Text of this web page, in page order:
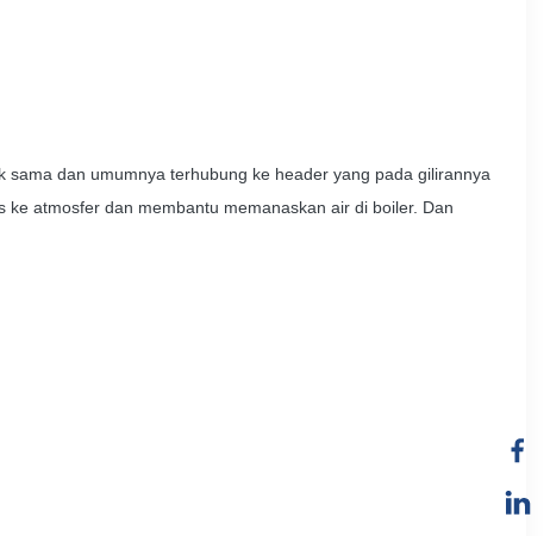
dan umumnya terhubung ke header yang pada gilirannya
atmosfer dan membantu memanaskan air di boiler. Dan